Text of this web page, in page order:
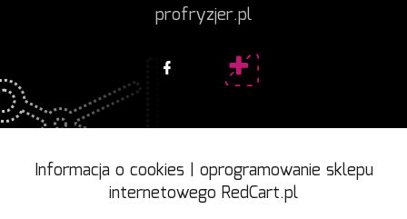
profryzjer.pl
Informacja o cookies | oprogramowanie sklepu
internetowego RedCart.pl